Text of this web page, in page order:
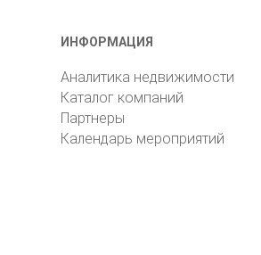
ИНФОРМАЦИЯ
Аналитика недвижимости
Каталог компаний
Партнеры
Календарь мероприятий